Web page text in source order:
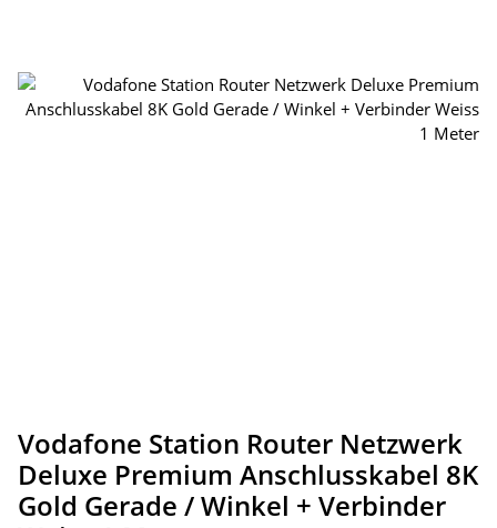
Vodafone Station Router Netzwerk
Deluxe Premium Anschlusskabel 8K
Gold Gerade / Winkel + Verbinder